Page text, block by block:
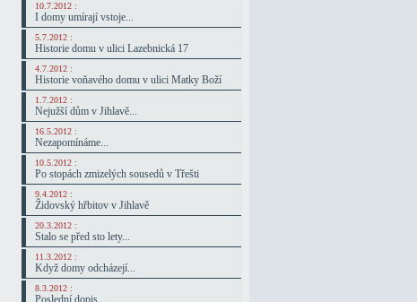
10.7.2012 :
I domy umírají vstoje...
5.7.2012 :
Historie domu v ulici Lazebnická 17
4.7.2012 :
Historie voňavého domu v ulici Matky Boží
1.7.2012 :
Nejužší dům v Jihlavě...
16.5.2012 :
Nezapomínáme...
10.5.2012 :
Po stopách zmizelých sousedů v Třešti
9.4.2012 :
Židovský hřbitov v Jihlavě
20.3.2012 :
Stalo se před sto lety...
11.3.2012 :
Když domy odcházejí...
8.3.2012 :
Poslední dopis...